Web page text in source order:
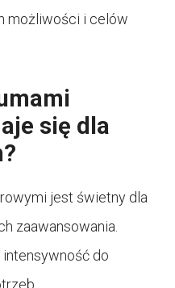
możliwości i celów
się dla
jest świetny dla
zaawansowania.
do